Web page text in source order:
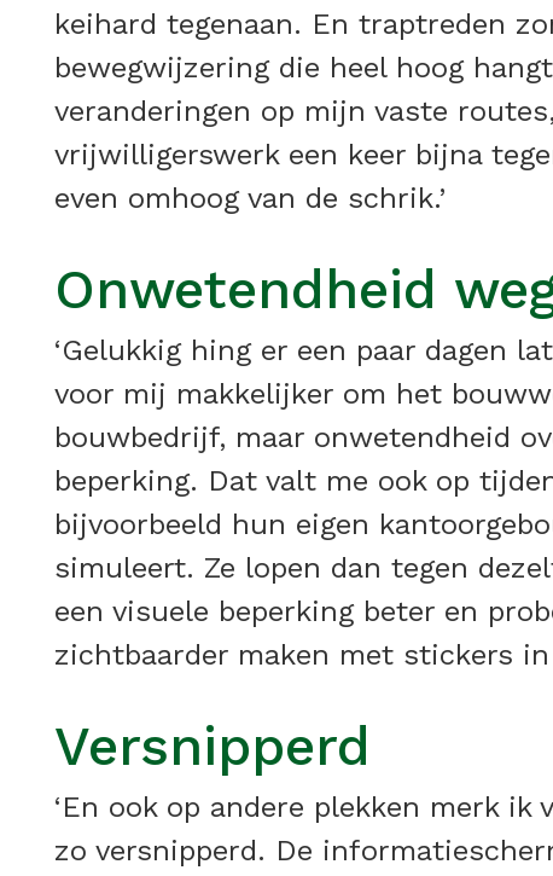
keihard tegenaan. En traptreden
bewegwijzering die heel hoog
veranderingen op mijn vaste
vrijwilligerswerk een keer bijna
even omhoog van de schrik.’
Onwetendheid
‘Gelukkig hing er een paar dagen
voor mij makkelijker om het
bouwbedrijf, maar onwetendheid
beperking. Dat valt me ook op
bijvoorbeeld hun eigen
simuleert. Ze lopen dan tegen
een visuele beperking beter en
zichtbaarder maken met stickers
Versnipperd
‘En ook op andere plekken merk
zo versnipperd. De